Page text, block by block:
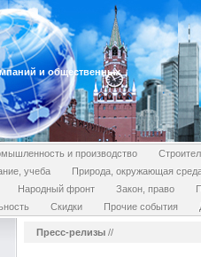
и общественных
и производство
учеба
Природа, окружающая
Народный фронт Закон, право
Скидки Прочие события
Пресс-релизы //